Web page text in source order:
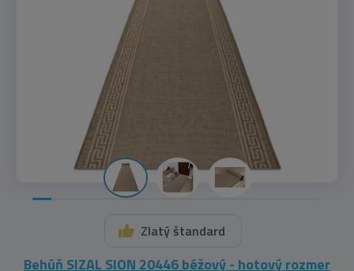
Zlatý štandard
Behúň SIZAL SION 20446 béžový - hotový rozmer